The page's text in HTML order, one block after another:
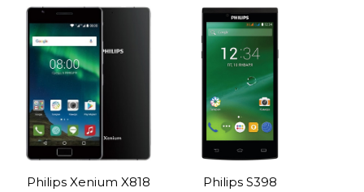
Philips Xenium X818 Philips S398